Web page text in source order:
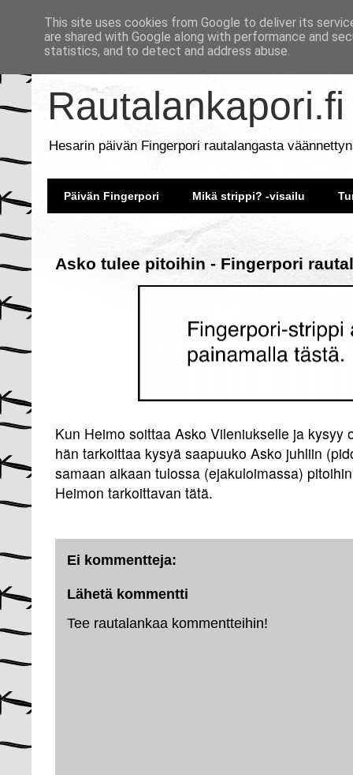
Rautalankapori.fi
Hesarin päivän Fingerpori rautalangasta
Päivän Fingerpori Mikä strippi? -visailu
Asko tulee pitoihin - Fingerpori
Kun Heimo soittaa Asko Vileniukselle ja kysyy
hän tarkoittaa kysyä saapuuko Asko juhliin
samaan aikaan tulossa (ejakuloimassa)
Heimon tarkoittavan tätä.
Ei kommentteja:
Lähetä kommentti
Tee rautalankaa kommentteihin!
This site uses cookies from Google to deliver its
are shared with Google along with performance and
statistics, and to detect and address abuse.